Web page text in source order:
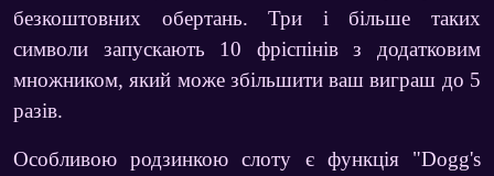
безкоштовних обертань. Три і більше таких
символи запускають 10 фріспінівз додатковим
множником, який може збільшити ваш виграш до 5
разів.
Особливою родзинкою слоту є функція "Dogg's